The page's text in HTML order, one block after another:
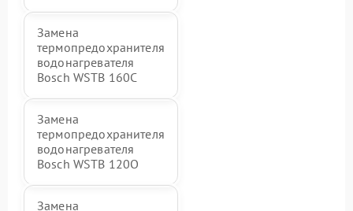
Замена
термопредохранителя
водонагревателя
Bosch WSTB 160C
Замена
термопредохранителя
водонагревателя
Bosch WSTB 120O
Замена